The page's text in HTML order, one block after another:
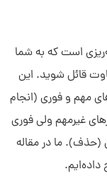
است که به شما
قائل شوید. این
مهم و فوری (انجام
غیرمهم ولی فوری
(حذف). ما در مقاله